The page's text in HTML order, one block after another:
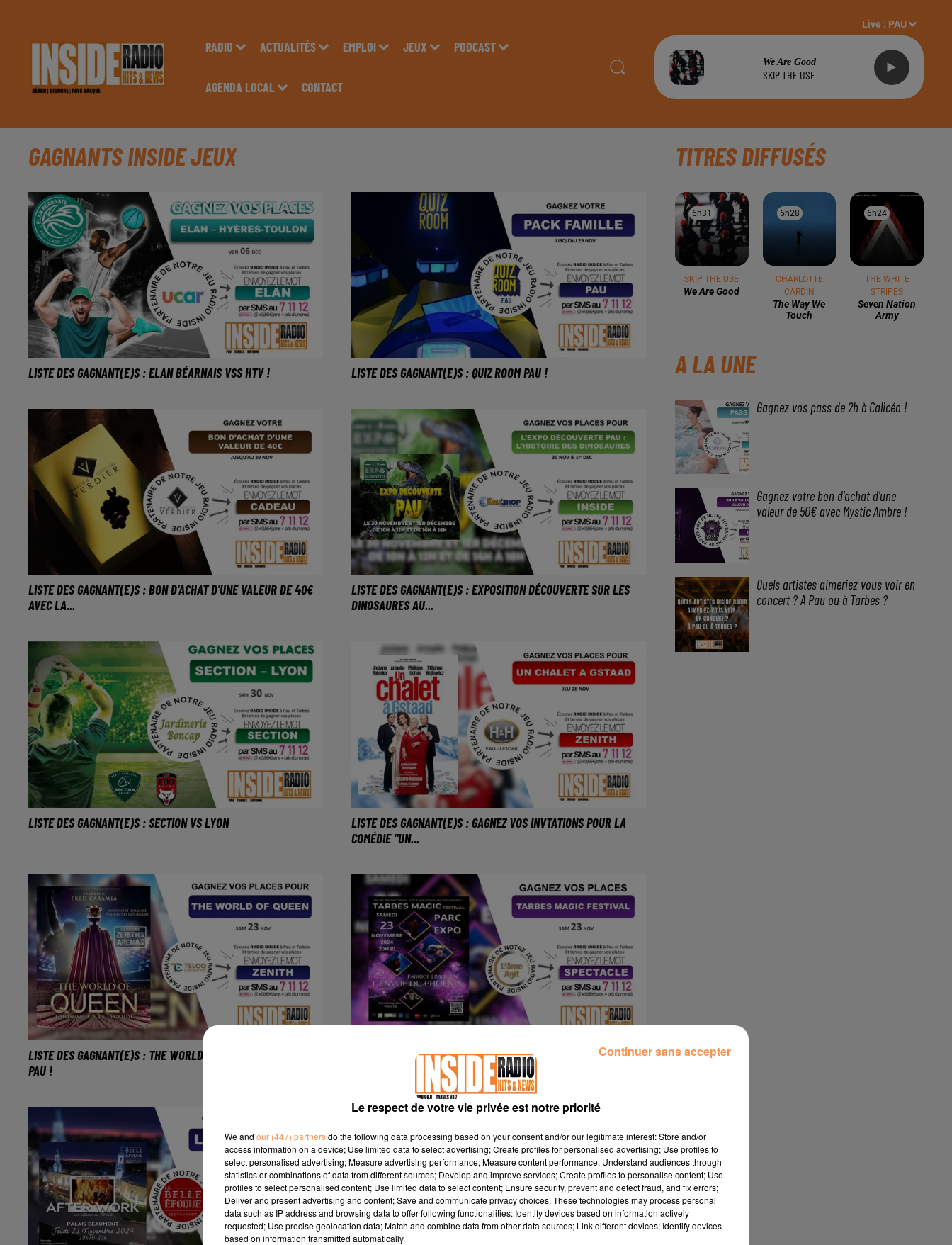
RADIO ACTUALITÉS EMPLOI JEUX PODCAST
AGENDA LOCAL CONTACT
Live : PAU
We Are Good
SKIP THE USE
GAGNANTS INSIDE JEUX
LISTE DES GAGNANT(E)S : ELAN BÉARNAIS VSS HTV ! LISTE DES GAGNANT(E)S : QUIZ ROOM PAU !
LISTE DES GAGNANT(E)S : BON D'ACHAT D'UNE VALEUR DE 40€
AVEC LA...
LISTE DES GAGNANT(E)S : EXPOSITION DÉCOUVERTE SUR LES
DINOSAURES AU...
LISTE DES GAGNANT(E)S : SECTION VS LYON
LISTE DES GAGNANT(E)S : GAGNEZ VOS INVTATIONS POUR LA
COMÉDIE "UN...
LISTE DES GAGNANT(E)S : THE WORLD OF QUEEN AU ZÉNITH DE
PAU !
LISTE DES GAGNANT(E)S : FESTIVAL DE MAGIE À TARBES !
TITRES DIFFUSÉS
6h31
6h31
SKIP THE USE
We Are Good
6h28
6h28
CHARLOTTE
CARDIN
The Way We
Touch
6h24
6h24
THE WHITE
STRIPES
Seven Nation
Army
A LA UNE
Gagnez vos pass de 2h à Calicéo !
Gagnez votre bon d'achat d'une
valeur de 50€ avec Mystic Ambre !
Quels artistes aimeriez vous voir en
concert ? A Pau ou à Tarbes ?
Le respect de votre vie privée est notre priorité
We and our (447) partnersdo the following data processing based on your consent and/or our legitimate interest: Store and/or
access information on a device; Use limited data to select advertising; Create profiles for personalised advertising; Use profiles to
select personalised advertising; Measure advertising performance; Measure content performance; Understand audiences through
statistics or combinations of data from different sources; Develop and improve services; Create profiles to personalise content; Use
profiles to select personalised content; Use limited data to select content; Ensure security, prevent and detect fraud, and fix errors;
Deliver and present advertising and content; Save and communicate privacy choices. These technologies may process personal
data such as IP address and browsing data to offer following functionalities: Identify devices based on information actively
requested; Use precise geolocation data; Match and combine data from other data sources; Link different devices; Identify devices
based on information transmitted automatically.
Continuer sans accepter